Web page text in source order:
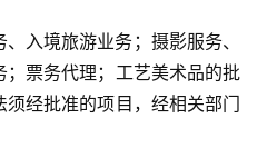
入境旅游业务；摄影服务、
票务代理；工艺美术品的批
经批准的项目，经相关部门